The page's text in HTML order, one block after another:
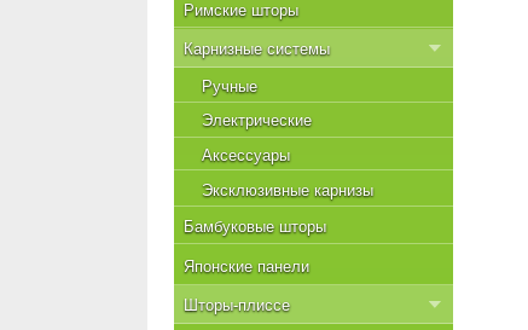
Римские шторы
Карнизные системы
Ручные
Электрические
Аксессуары
Эксклюзивные карнизы
Бамбуковые шторы
Японские панели
Шторы-плиссе